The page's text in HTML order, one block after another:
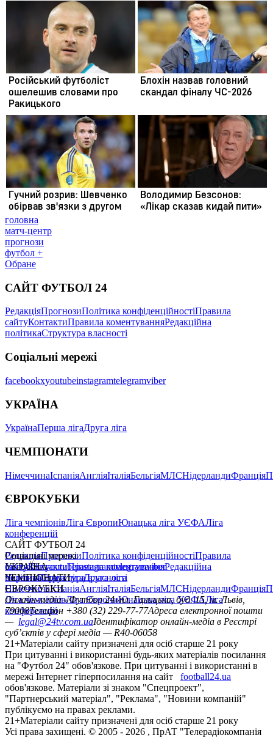
головна
матч-центр
прогнози
футбол +
Обране
САЙТ ФУТБОЛ 24
РедакціяПрогнозиПолітика конфіденційностіПравила
сайтуКонтактиПравила коментуванняРедакційна
політикаСтруктура власності
Соціальні мережі
facebookxyoutubeinstagramtelegramviber
УКРАЇНА
УкраїнаПерша лігаДруга ліга
ЧЕМПІОНАТИ
НімеччинаІспаніяАнгліяІталіяБельгіяМЛСНідерландиФранція
ЄВРОКУБКИ
Ліга чемпіонівЛіга ЄвропиЮнацька ліга УЄФАЛіга
конференцій
САЙТ ФУТБОЛ 24
РедакціяПрогнозиПолітика конфіденційностіПравила
сайтуКонтактиПравила коментуванняРедакційна
політикаСтруктура власності
Соціальні мережі
facebookxyoutubeinstagramtelegramviber
УКРАЇНА
УкраїнаПерша лігаДруга ліга
ЧЕМПІОНАТИ
НімеччинаІспаніяАнгліяІталіяБельгіяМЛСНідерландиФранція
ЄВРОКУБКИ
Ліга чемпіонівЛіга ЄвропиЮнацька ліга УЄФАЛіга
конференцій
Онлайн-медіа «Футбол 24»пл. Галицька, буд. 15, м. Львів,
79008Телефон +380 (32) 229-77-77Адреса електронної пошти
— legal@24tv.com.uaІдентифікатор онлайн-медіа в Реєстрі
суб’єктів у сфері медіа — R40-06058
21+Матеріали сайту призначені для осіб старше 21 року
При цитуванні і використанні будь-яких матеріалів посилання
на "Футбол 24" обов'язкове. При цитуванні і використанні в
мережі Інтернет гіперпосилання на сайт
football24.ua
обов'язкове. Матеріали зі знаком "Спецпроект",
"Партнерський матеріал", "Реклама", "Новини компаній"
публікуємо на правах реклами.
21+Матеріали сайту призначені для осіб старше 21 року
Усi права захищенi. © 2005 - 2026 , ПрАТ "Телерадіокомпанія